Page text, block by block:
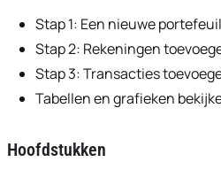
Stap 1: Een nieuwe
Stap 2: Rekeningen
Stap 3: Transacties
Tabellen en grafieken
Hoofdstukken